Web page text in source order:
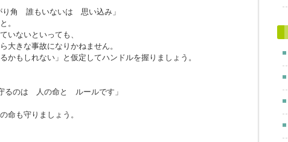
り角 誰もいないは 思い込み」
。
いないといっても、
大きな事故になりかねません。
かもしれない」と仮定してハンドルを握りましょう。
るのは 人の命と ルールです」
命も守りましょう。